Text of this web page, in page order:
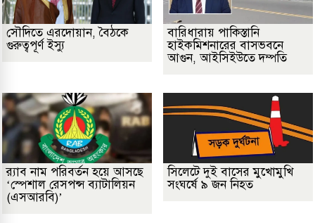
সৌদিতে এরদোয়ান, বৈঠকে
গুরুত্বপূর্ণ ইস্যু
বারিধারায় পাকিস্তানি
হাইকমিশনারের বাসভবনে
আগুন, আইসিইউতে দম্পতি
র‌্যাব নাম পরিবর্তন হয়ে আসছে
‘স্পেশাল রেসপন্স ব্যাটালিয়ন
(এসআরবি)’
সিলেটে দুই বাসের মুখোমুখি
সংঘর্ষে ৯ জন নিহত